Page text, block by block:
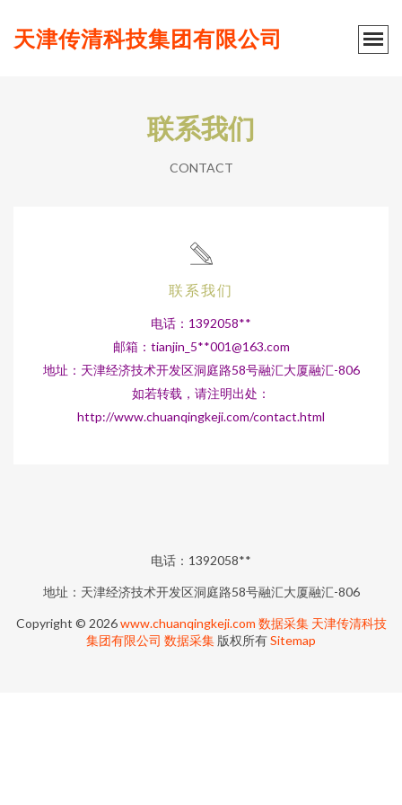
天津传清科技集团有限公司
联系我们
CONTACT
联系我们
电话：1392058**
邮箱：tianjin_5**001@163.com
地址：天津经济技术开发区洞庭路58号融汇大厦融汇-806
如若转载，请注明出处：
http://www.chuanqingkeji.com/contact.html
电话：1392058**
地址：天津经济技术开发区洞庭路58号融汇大厦融汇-806
Copyright © 2026www.chuanqingkeji.com 数据采集 天津传清科技
集团有限公司 数据采集 版权所有Sitemap